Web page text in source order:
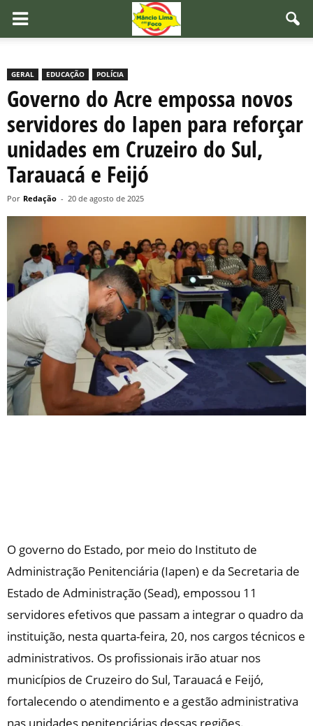
GERAL EDUCAÇÃO POLÍCIA
Governo do Acre empossa novos
servidores do Iapen para reforçar
unidades em Cruzeiro do Sul,
Tarauacá e Feijó
Por Redação - 20 de agosto de 2025
O governo do Estado, por meio do Instituto de
Administração Penitenciária (Iapen) e da Secretaria de
Estado de Administração (Sead), empossou 11
servidores efetivos que passam a integrar o quadro da
instituição, nesta quarta-feira, 20, nos cargos técnicos e
administrativos. Os profissionais irão atuar nos
municípios de Cruzeiro do Sul, Tarauacá e Feijó,
fortalecendo o atendimento e a gestão administrativa